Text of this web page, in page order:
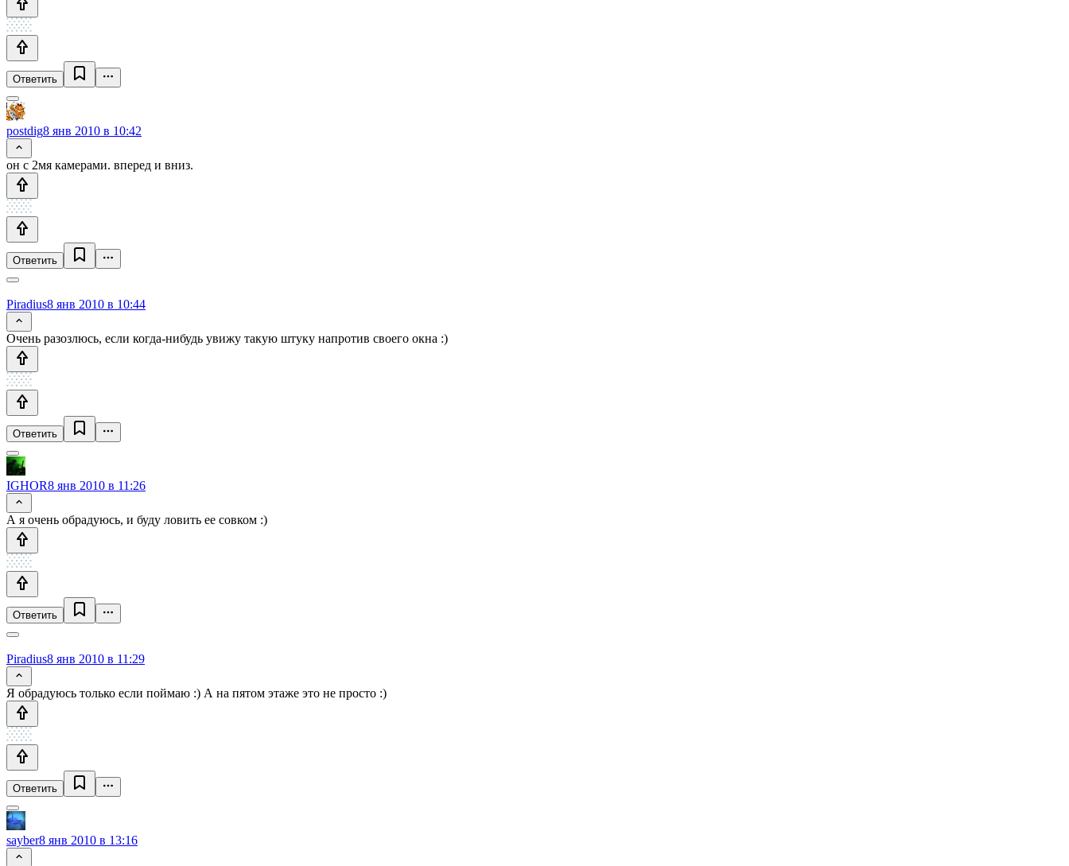
Ответить
postdig8 янв 2010 в 10:42
он с 2мя камерами. вперед и вниз.
Ответить
Piradius8 янв 2010 в 10:44
Очень разозлюсь, если когда-нибудь увижу такую штуку напротив своего окна :)
Ответить
IGHOR8 янв 2010 в 11:26
А я очень обрадуюсь, и буду ловить ее совком :)
Ответить
Piradius8 янв 2010 в 11:29
Я обрадуюсь только если поймаю :) А на пятом этаже это не просто :)
Ответить
sayber8 янв 2010 в 13:16